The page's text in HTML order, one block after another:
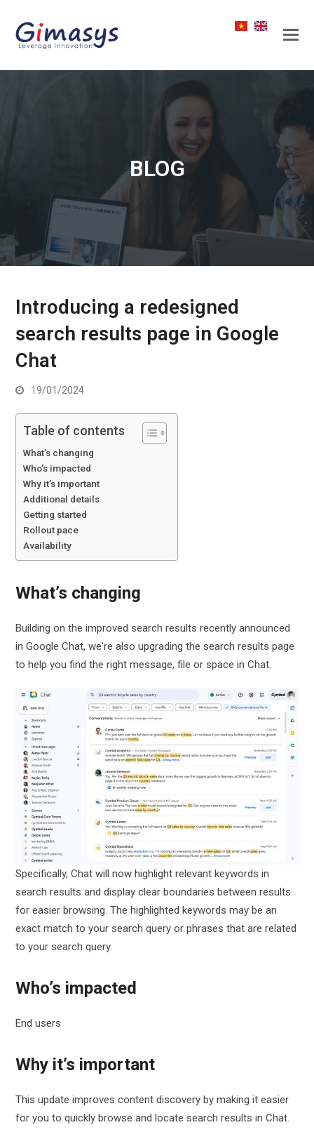
BLOG
Introducing a redesigned
search results page in Google
Chat
19/01/2024
Table of contents
What’s changing
Who’s impacted
Why it’s important
Additional details
Getting started
Rollout pace
Availability
What’s changing
Building on the improved search results recently announced
in Google Chat, we're also upgrading the search results page
to help you find the right message, file or space in Chat.
Specifically, Chat will now highlight relevant keywords in
search results and display clear boundaries between results
for easier browsing. The highlighted keywords may be an
exact match to your search query or phrases that are related
to your search query.
Who’s impacted
End users
Why it’s important
This update improves content discovery by making it easier
for you to quickly browse and locate search results in Chat.